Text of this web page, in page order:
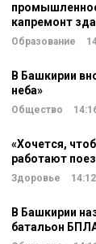
капремонт
Образование
В Башкирии
неба»
Общество
«Хочется,
работают
Здоровье 14:12
В Башкирии
батальон